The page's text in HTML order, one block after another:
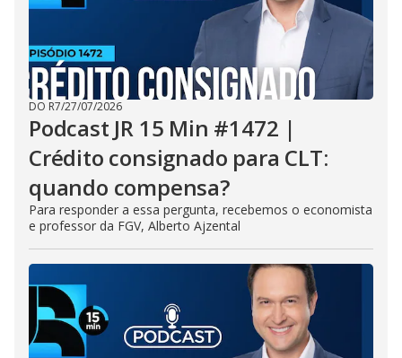
DO R7/27/07/2026
Podcast JR 15 Min #1472 |
Crédito consignado para CLT:
quando compensa?
Para responder a essa pergunta, recebemos o economista
e professor da FGV, Alberto Ajzental